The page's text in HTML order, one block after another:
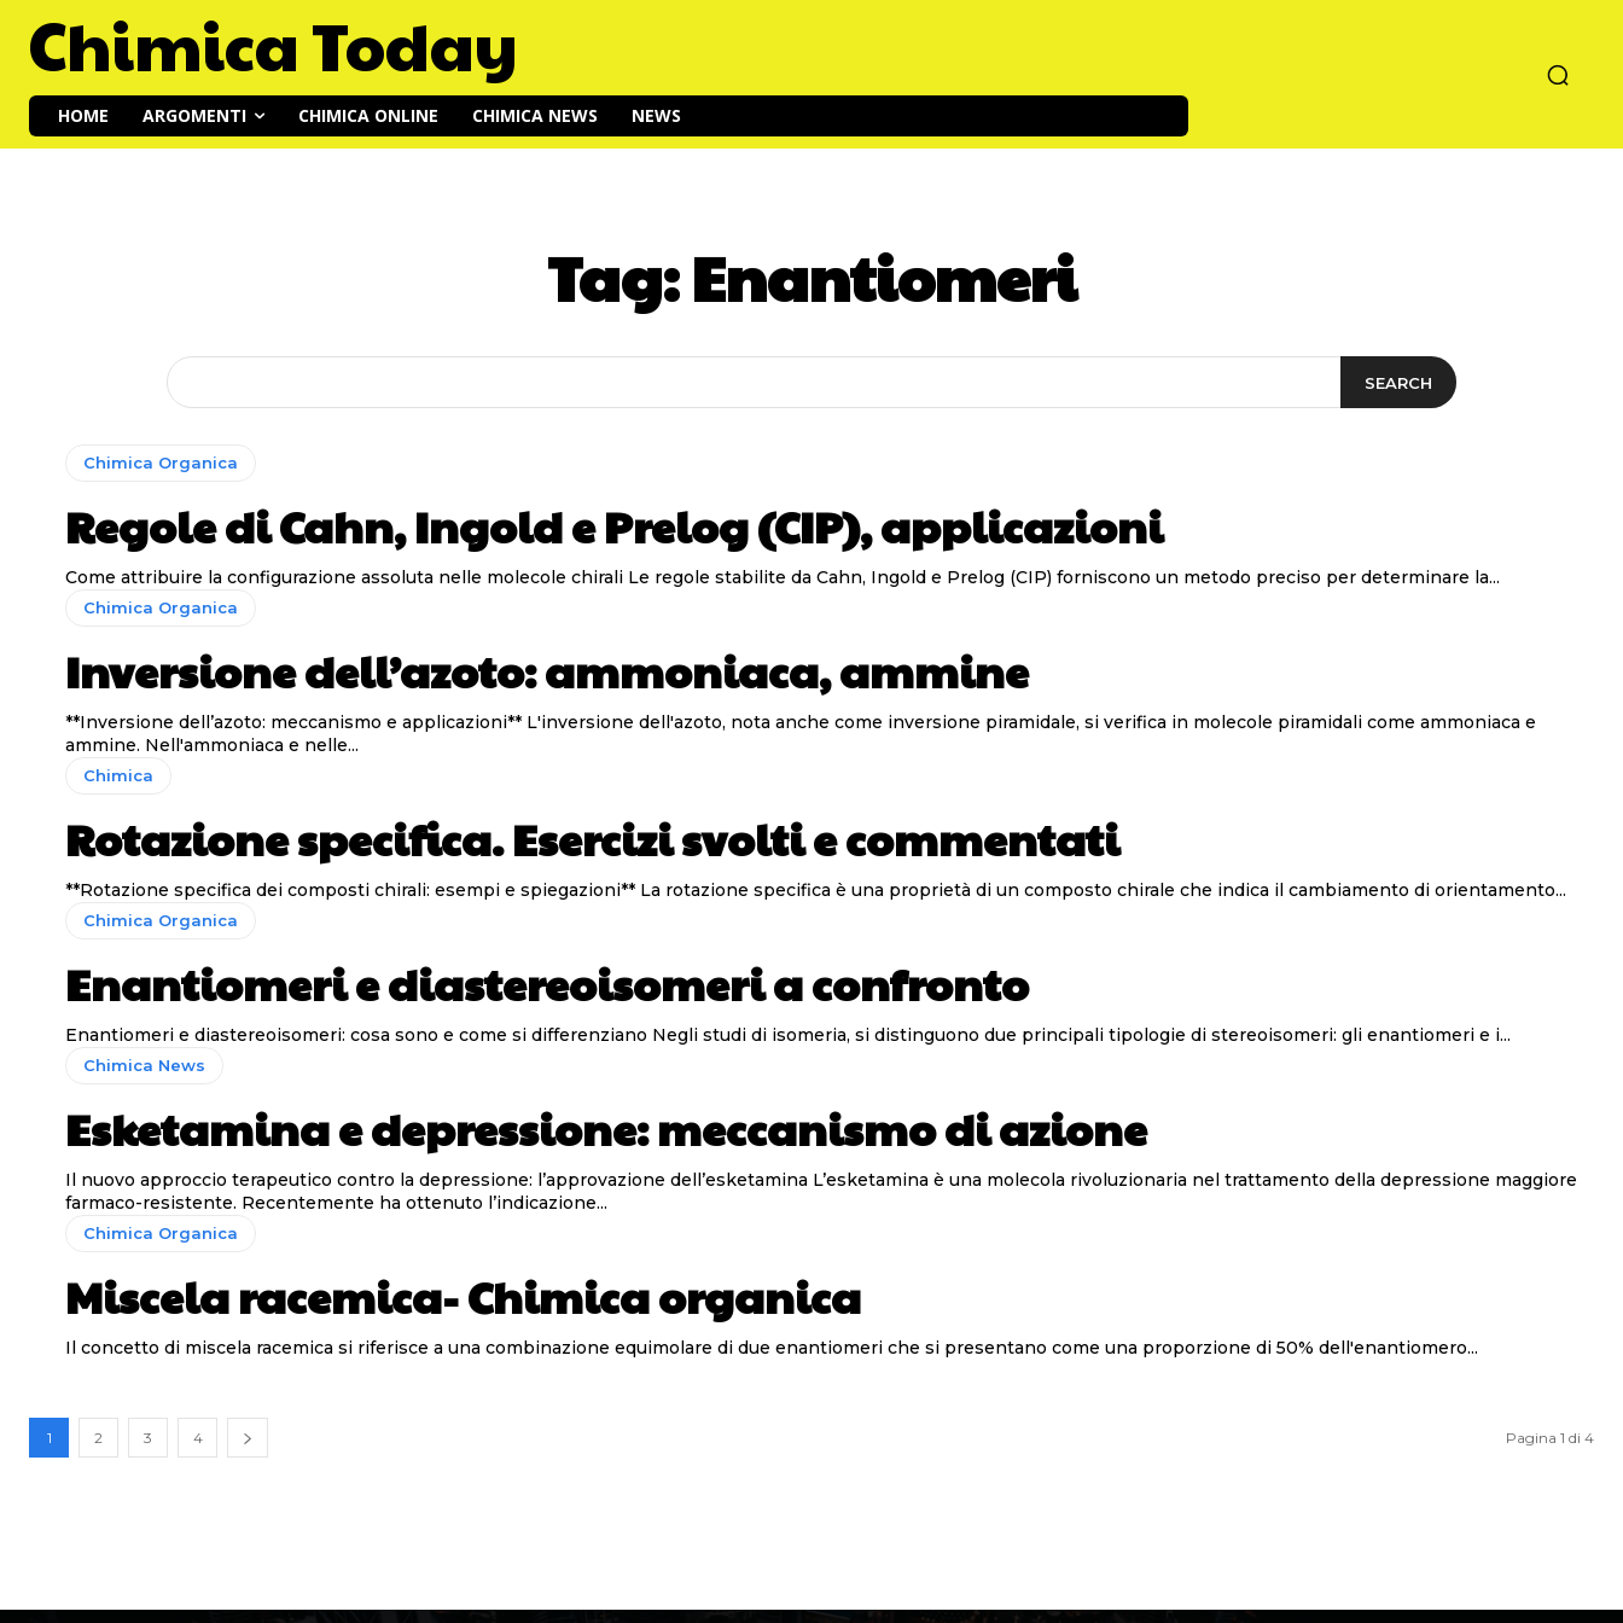
Chimica Today
HOME ARGOMENTI CHIMICA ONLINE CHIMICA NEWS NEWS
Tag:Enantiomeri
SEARCH
Chimica Organica
Regole di Cahn, Ingold e Prelog (CIP), applicazioni
Come attribuire la configurazione assoluta nelle molecole chirali Le regole stabilite da Cahn, Ingold e Prelog (CIP) forniscono un metodo preciso per determinare la...
Chimica Organica
Inversione dell’azoto: ammoniaca, ammine
**Inversione dell’azoto: meccanismo e applicazioni** L'inversione dell'azoto, nota anche come inversione piramidale, si verifica in molecole piramidali come ammoniaca e
ammine. Nell'ammoniaca e nelle...
Chimica
Rotazione specifica. Esercizi svolti e commentati
**Rotazione specifica dei composti chirali: esempi e spiegazioni** La rotazione specifica è una proprietà di un composto chirale che indica il cambiamento di orientamento...
Chimica Organica
Enantiomeri e diastereoisomeri a confronto
Enantiomeri e diastereoisomeri: cosa sono e come si differenziano Negli studi di isomeria, si distinguono due principali tipologie di stereoisomeri: gli enantiomeri e i...
Chimica News
Esketamina e depressione: meccanismo di azione
Il nuovo approccio terapeutico contro la depressione: l’approvazione dell’esketamina L’esketamina è una molecola rivoluzionaria nel trattamento della depressione maggiore
farmaco-resistente. Recentemente ha ottenuto l’indicazione...
Chimica Organica
Miscela racemica- Chimica organica
Il concetto di miscela racemica si riferisce a una combinazione equimolare di due enantiomeri che si presentano come una proporzione di 50% dell'enantiomero...
1 2 3 4 Pagina 1 di 4